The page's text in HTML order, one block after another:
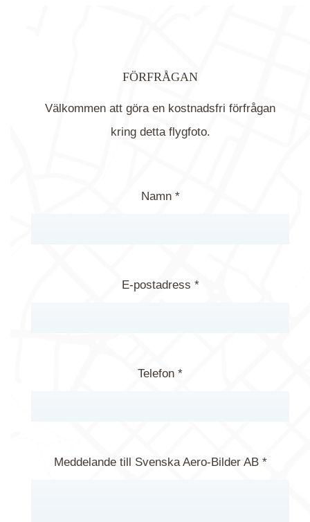
FÖRFRÅGAN
Välkommen att göra en kostnadsfri förfrågan
kring detta flygfoto.
Namn *
E-postadress *
Telefon *
Meddelande till Svenska Aero-Bilder AB *